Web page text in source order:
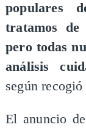
populares
tratamos
pero todas
análisis
según
El anuncio